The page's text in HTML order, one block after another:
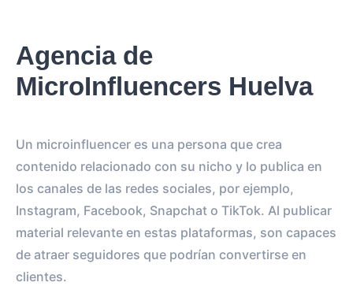
Agencia de
MicroInfluencers Huelva
Un microinfluencer es una persona que crea
contenido relacionado con su nicho y lo publica en
los canales de las redes sociales, por ejemplo,
Instagram, Facebook, Snapchat o TikTok. Al publicar
material relevante en estas plataformas, son capaces
de atraer seguidores que podrían convertirse en
clientes.